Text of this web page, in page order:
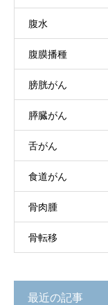
腹水
腹膜播種
膀胱がん
膵臓がん
舌がん
食道がん
骨肉腫
骨転移
最近の記事